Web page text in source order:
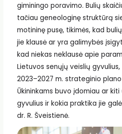
giminingo poravimo. Bulių
tačiau geneologinę struktūrą
motininę pusę, tikimės, kad
jie klausė ar yra galimybės
kad niekas neklausė apie
Lietuvos senųjų veislių
2023–2027 m. strateginio
Ūkininkams buvo įdomiau ar
gyvulius ir kokia praktika jie
dr. R. Šveistienė.